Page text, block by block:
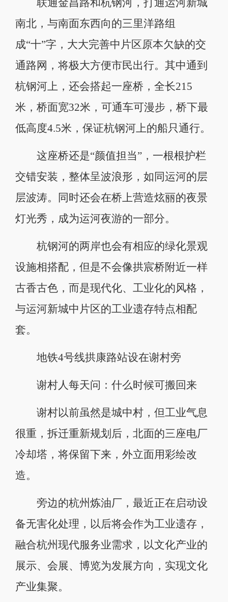
联通金昌路和杭钢河，打通运河新城
南北，与南面东西向的三里洋路组
成“十”字，大大完善中片区原本欠缺的交
通路网，将极大方便市民出行。其中通到
杭钢河上，还会搭起一座桥，全长215
米，桥面宽32米，可通车可漫步，桥下最
低高度4.5米，保证杭钢河上的船只通行。
这座桥还是“颜值担当”，一根根护栏
交错安装，整体呈波浪形，如同运河的层
层波涛。同时还会在桥上营造炫丽的夜景
灯光秀，成为运河夜游的一部分。
杭钢河的两岸也会有相应的绿化景观
设施相搭配，但是不会像拱宸桥附近一样
古香古色，而是现代化、工业化的风格，
与运河新城中片区的工业遗存特点相配
套。
地铁4号线拱康路站设在谢村旁
谢村人每天问：什么时候可搬回来
谢村以前虽然是城中村，但工业气息
很重，拆迁重新规划后，北面的三座电厂
冷却塔，将保留下来，外立面用彩绘改
造。
旁边的杭州炼油厂，最近正在启动设
备无害化处理，以后将会作为工业遗存，
融合杭州现代服务业需求，以文化产业的
展示、会展、博览为发展方向，实现文化
产业集聚。